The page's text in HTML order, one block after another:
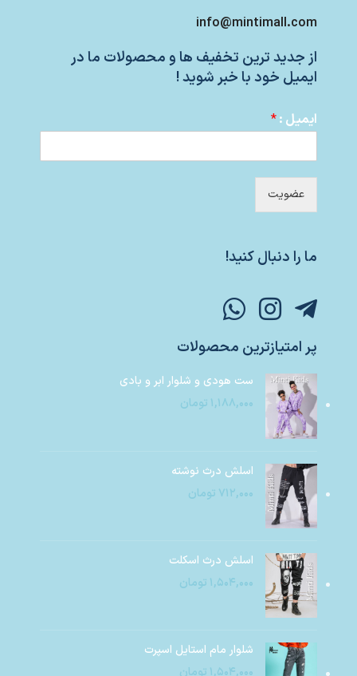
info@mintimall.com
از جدید ترین تخفیف ها و محصولات ما در
ایمیل خود با خبر شوید !
ایمیل :*
عضویت
ما را دنبال کنید!
پر امتیازترین محصولات
ست هودی و شلوار ابر و بادی
۱,۱۸۸,۰۰۰ تومان
اسلش درث نوشته
۷۱۲,۰۰۰ تومان
اسلش درث اسکلت
۱,۵۰۴,۰۰۰ تومان
شلوار مام استایل اسپرت
۱,۵۰۴,۰۰۰ تومان